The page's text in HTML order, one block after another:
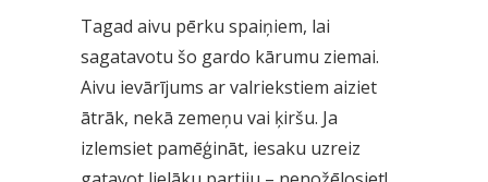
Tagad aivu pērku spaiņiem, lai
sagatavotu šo gardo kārumu ziemai.
Aivu ievārījums ar valriekstiem aiziet
ātrāk, nekā zemeņu vai ķiršu. Ja
izlemsiet pamēģināt, iesaku uzreiz